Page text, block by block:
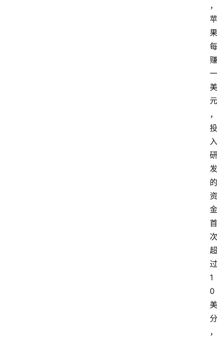
，
苹
果
每
赚
一
美
元
，
投
入
研
发
的
资
金
首
次
超
过
1
0
美
分
，